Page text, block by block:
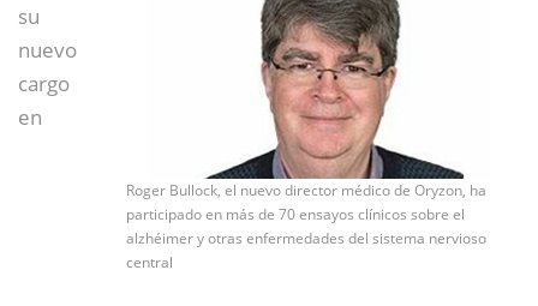
Roger Bullock, el nuevo director médico de Oryzon, ha
participado en más de 70 ensayos clínicos sobre el
alzhéimer y otras enfermedades del sistema nervioso
central
su
nuevo
cargo
en